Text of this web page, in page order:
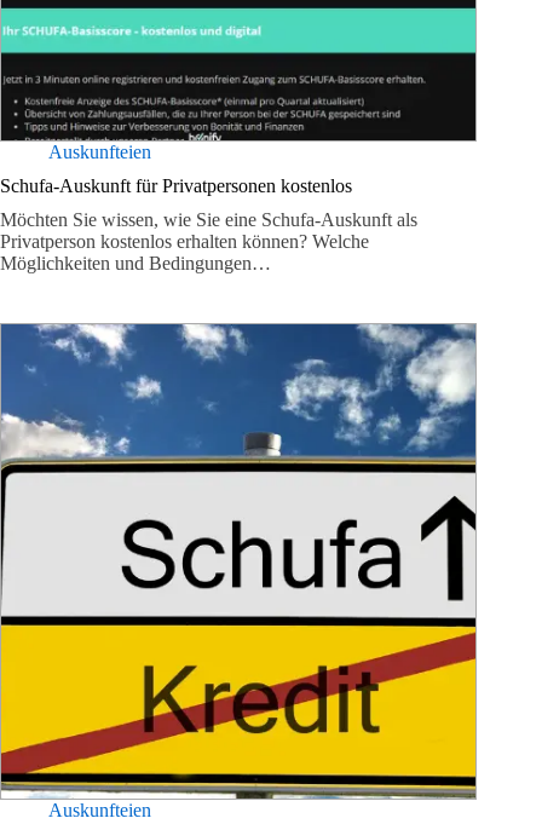
Auskunfteien
Schufa-Auskunft für Privatpersonen kostenlos
Möchten Sie wissen, wie Sie eine Schufa-Auskunft als
Privatperson kostenlos erhalten können? Welche
Möglichkeiten und Bedingungen…
Auskunfteien